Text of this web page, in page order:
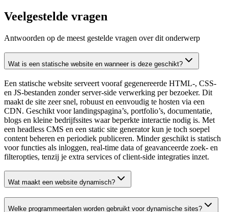
Veelgestelde vragen
Antwoorden op de meest gestelde vragen over dit onderwerp
Wat is een statische website en wanneer is deze geschikt?
Een statische website serveert vooraf gegenereerde HTML-, CSS-
en JS-bestanden zonder server-side verwerking per bezoeker. Dit
maakt de site zeer snel, robuust en eenvoudig te hosten via een
CDN. Geschikt voor landingspagina’s, portfolio’s, documentatie,
blogs en kleine bedrijfssites waar beperkte interactie nodig is. Met
een headless CMS en een static site generator kun je toch soepel
content beheren en periodiek publiceren. Minder geschikt is statisch
voor functies als inloggen, real-time data of geavanceerde zoek- en
filteropties, tenzij je extra services of client-side integraties inzet.
Wat maakt een website dynamisch?
Welke programmeertalen worden gebruikt voor dynamische sites?